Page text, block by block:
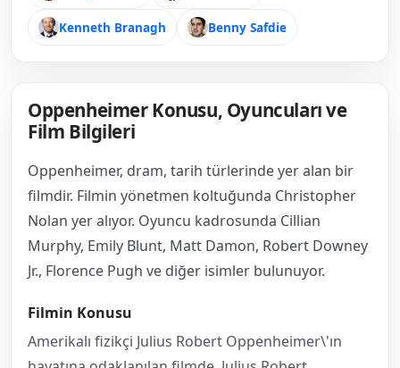
Kenneth Branagh Benny Safdie
Oppenheimer Konusu, Oyuncuları ve
Film Bilgileri
Oppenheimer, dram, tarih türlerinde yer alan bir
filmdir. Filmin yönetmen koltuğunda Christopher
Nolan yer alıyor. Oyuncu kadrosunda Cillian
Murphy, Emily Blunt, Matt Damon, Robert Downey
Jr., Florence Pugh ve diğer isimler bulunuyor.
Filmin Konusu
Amerikalı fizikçi Julius Robert Oppenheimer\'ın